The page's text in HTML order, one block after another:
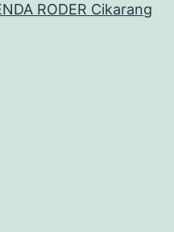
RODER Cikarang